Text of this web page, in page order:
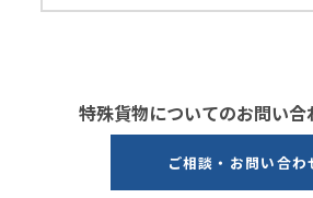
特殊貨物についてのお問い合
ご相談・お問い合わ